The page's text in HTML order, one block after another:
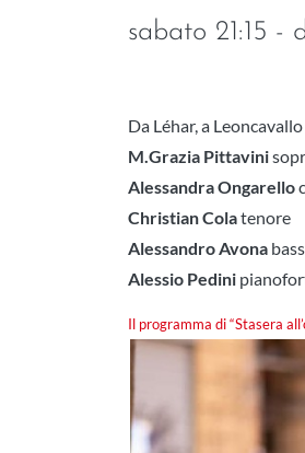
sabato 21:15 -
Da Léhar, a
M.Grazia Pittavini
Alessandra Ongarello
Christian Colatenore
Alessandro Avona
Alessio Pedini
Il programma di “Stasera